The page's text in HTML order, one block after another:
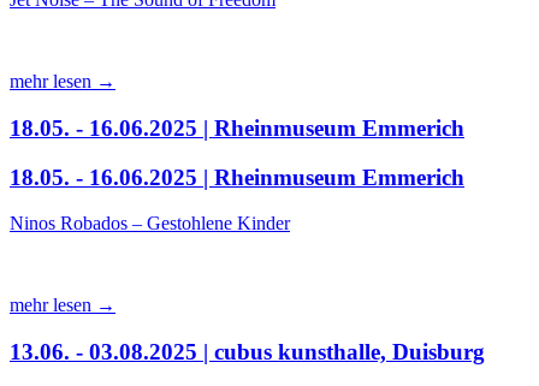
mehr lesen →
18.05. - 16.06.2025 | Rheinmuseum Emmerich
18.05. - 16.06.2025 | Rheinmuseum Emmerich
Ninos Robados – Gestohlene Kinder
mehr lesen →
13.06. - 03.08.2025 | cubus kunsthalle, Duisburg